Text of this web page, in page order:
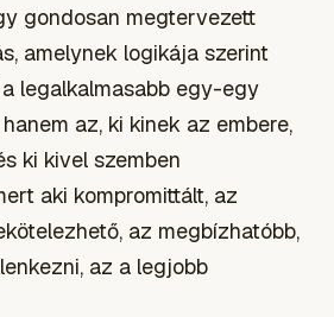
gondosan megtervezett
amelynek logikája szerint
legalkalmasabb egy-egy
az, ki kinek az embere,
ki kivel szemben
aki kompromittált, az
az megbízhatóbb,
az a legjobb